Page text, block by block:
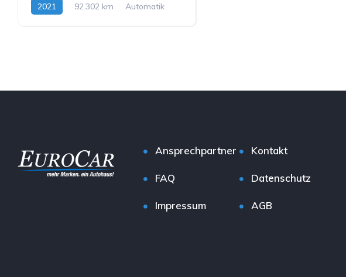
2021 92.302 km
Automatik
Ansprechpartner Kontakt
FAQ Datenschutz
Impressum AGB